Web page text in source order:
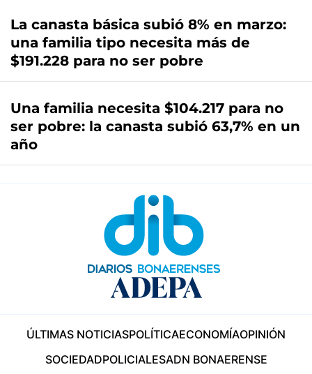
La canasta básica subió 8% en marzo:
una familia tipo necesita más de
$191.228 para no ser pobre
Una familia necesita $104.217 para no
ser pobre: la canasta subió 63,7% en un
año
ÚLTIMAS NOTICIASPOLÍTICAECONOMÍAOPINIÓN
SOCIEDADPOLICIALESADN BONAERENSE